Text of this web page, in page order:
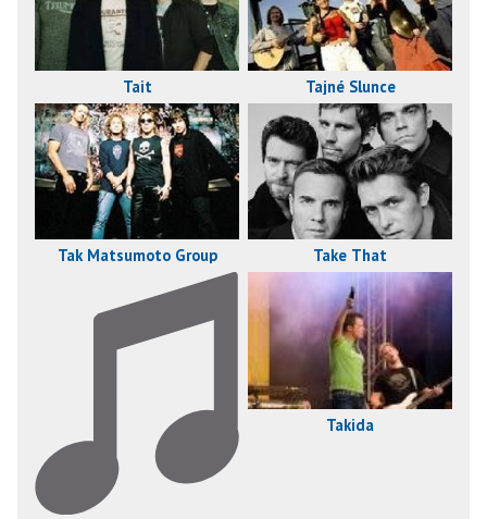
Tait Tajné Slunce
Tak Matsumoto Group Take That
Takida